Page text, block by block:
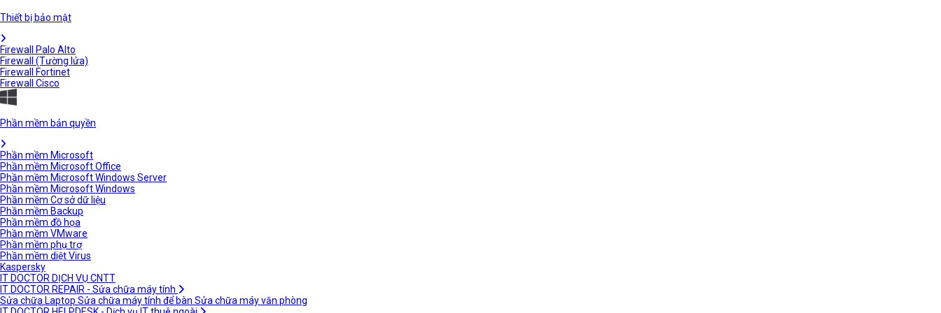
Thiết bị bảo mật
Firewall Palo Alto
Firewall (Tường lửa)
Firewall Fortinet
Firewall Cisco
Phần mềm bản quyền
Phần mềm Microsoft
Phần mềm Microsoft Office
Phần mềm Microsoft Windows Server
Phần mềm Microsoft Windows
Phần mềm Cơ sở dữ liệu
Phần mềm Backup
Phần mềm đồ họa
Phần mềm VMware
Phần mềm phụ trợ
Phần mềm diệt Virus
Kaspersky
IT DOCTOR DỊCH VỤ CNTT
IT DOCTOR REPAIR - Sửa chữa máy tính
Sửa chữa Laptop Sửa chữa máy tính để bàn Sửa chữa máy văn phòng